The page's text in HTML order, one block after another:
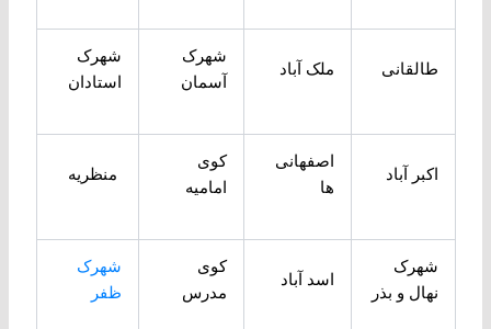
طالقانی ملک آباد
شهرک
آسمان
شهرک
استادان
اکبر آباد
اصفهانی
ها
کوی
امامیه
منظریه
شهرک
نهال و بذر
اسد آباد
کوی
مدرس
شهرک
ظفر